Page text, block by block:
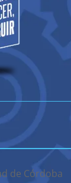
de Córdoba